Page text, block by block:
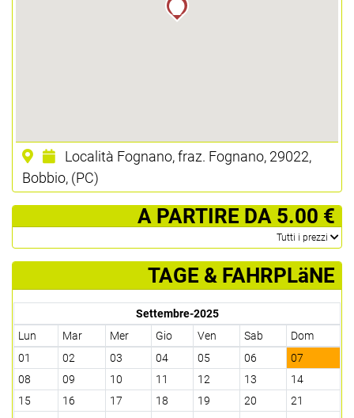
Località Fognano, fraz. Fognano, 29022,
Bobbio, (PC)
­ A PARTIRE DA 5.00 €
­Tutti i prezzi
TAGE & FAHRPLäNE
Settembre-2025
Lun
Mar Mer Gio Ven Sab
Dom
01
02 03 04 05 06
07
08
09 10 11 12 13
14
15
16 17 18 19 20
21